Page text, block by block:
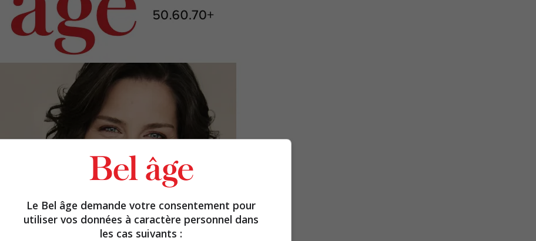
Le Bel âge demande votre consentement pour
utiliser vos données à caractère personnel dans
les cas suivants :